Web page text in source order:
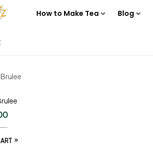
How to Make Tea Blog